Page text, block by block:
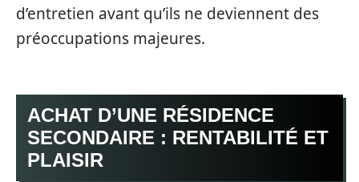
d’entretien avant qu’ils ne deviennent des
préoccupations majeures.
ACHAT D’UNE RÉSIDENCE
SECONDAIRE : RENTABILITÉ ET
PLAISIR